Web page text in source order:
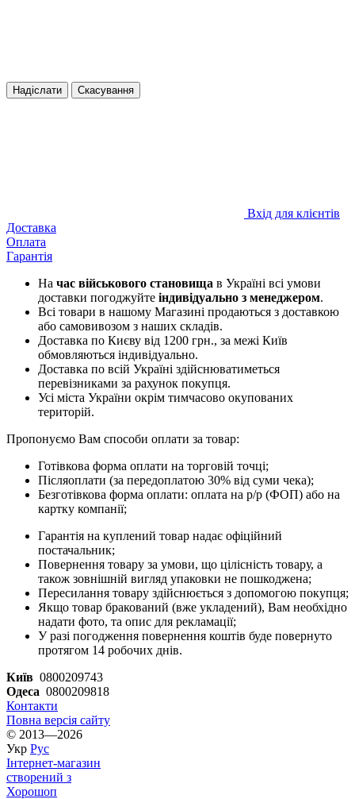
Надіслати Скасування
Вхід для клієнтів
Доставка
Оплата
Гарантія
На час військового становища в Україні всі умови
доставки погоджуйте індивідуально з менеджером.
Всі товари в нашому Магазині продаються з доставкою
або самовивозом з наших складів.
Доставка по Києву від 1200 грн., за межі Київ
обмовляються індивідуально.
Доставка по всій Україні здійснюватиметься
перевізниками за рахунок покупця.
Усі міста України окрім тимчасово окупованих
територій.
Пропонуємо Вам способи оплати за товар:
Готівкова форма оплати на торговій точці;
Післяоплати (за передоплатою 30% від суми чека);
Безготівкова форма оплати: оплата на р/р (ФОП) або на
картку компанії;
Гарантія на куплений товар надає офіційний
постачальник;
Повернення товару за умови, що цілісність товару, а
також зовнішній вигляд упаковки не пошкоджена;
Пересилання товару здійснюється з допомогою покупця;
Якщо товар бракований (вже укладений), Вам необхідно
надати фото, та опис для рекламації;
У разі погодження повернення коштів буде повернуто
протягом 14 робочих днів.
Київ 0800209743
Одеса 0800209818
Контакти
Повна версія сайту
© 2013—2026
Укр Рус
Інтернет-магазин
створений з
Хорошоп